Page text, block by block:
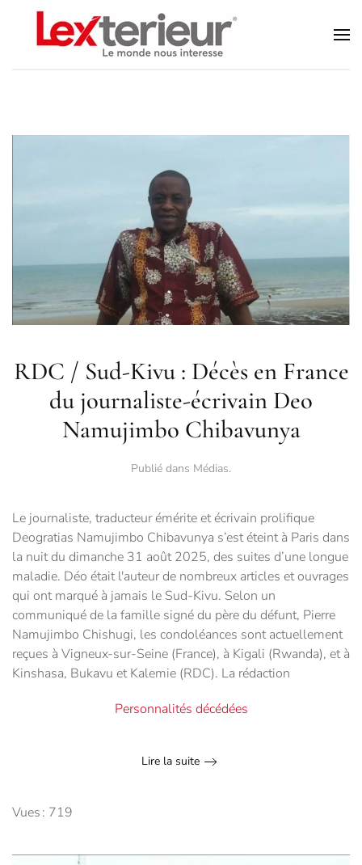
Accéder au contenu principal
RDC / Sud-Kivu : Décès en France
du journaliste-écrivain Deo
Namujimbo Chibavunya
Publié dans Médias.
Le journaliste, traducteur émérite et écrivain prolifique
Deogratias Namujimbo Chibavunya s’est éteint à Paris dans
la nuit du dimanche 31 août 2025, des suites d’une longue
maladie. Déo était l'auteur de nombreux articles et ouvrages
qui ont marqué à jamais le Sud-Kivu. Selon un
communiqué de la famille signé du père du défunt, Pierre
Namujimbo Chishugi, les condoléances sont actuellement
reçues à Vigneux-sur-Seine (France), à Kigali (Rwanda), et à
Kinshasa, Bukavu et Kalemie (RDC). La rédaction
Personnalités décédées
Lire la suite
Vues : 719